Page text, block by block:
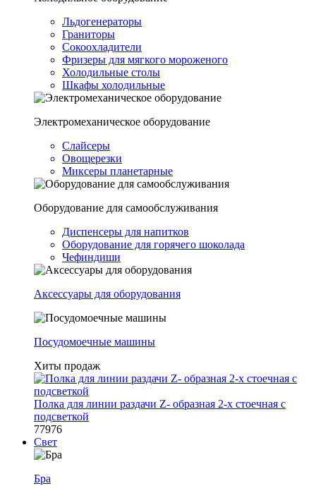
Льдогенераторы
Граниторы
Сокоохладители
Фризеры для мягкого мороженого
Холодильные столы
Шкафы холодильные
Электромеханическое оборудование
Слайсеры
Овощерезки
Миксеры планетарные
Оборудование для самообслуживания
Диспенсеры для напитков
Оборудование для горячего шоколада
Чефиндиши
Аксессуары для оборудования
Посудомоечные машины
Хиты продаж
Полка для линии раздачи Z- образная 2-х стоечная с
подсветкой
77976
Свет
Бра